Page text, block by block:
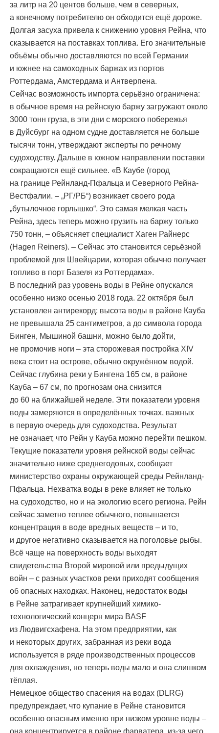
за литр на 20 центов больше, чем в северных,
а конечному потребителю он обходится ещё дороже.
Долгая засуха привела к снижению уровня Рейна, что
сказывается на поставках топлива. Его значительные
объёмы обычно доставляются по всей Германии
и южнее на самоходных баржах из портов
Роттердама, Амстердама и Антверпена.
Сейчас возможность импорта серьёзно ограничена:
в обычное время на рейнскую баржу загружают около
3000 тонн груза, в эти дни с морского побережья
в Дуйсбург на одном судне доставляется не больше
тысячи тонн, утверждают эксперты по речному
судоходству. Дальше в южном направлении поставки
сокращаются ещё сильнее. «В Каубе (город
на границе Рейнланд-Пфальца и Северного Рейна-
Вестфалии. – „РГ/РБ“) возникает своего рода
„бутылочное горлышко“. Это самая мелкая часть
Рейна, здесь теперь можно грузить на баржу только
750 тонн, – объясняет специалист Хаген Райнерс
(Hagen Reiners). – Сейчас это становится серьёзной
проблемой для Швейцарии, которая обычно получает
топливо в порт Базеля из Роттердама».
В последний раз уровень воды в Рейне опускался
особенно низко осенью 2018 года. 22 октября был
установлен антирекорд: высота воды в районе Кауба
не превышала 25 сантиметров, а до символа города
Бинген, Мышиной башни, можно было дойти,
не промочив ноги – эта сторожевая постройка XIV
века стоит на острове, обычно окружённом водой.
Сейчас глубина реки у Бингена 165 см, в районе
Кауба – 67 см, по прогнозам она снизится
до 60 на ближайшей неделе. Эти показатели уровня
воды замеряются в определённых точках, важных
в первую очередь для судоходства. Результат
не означает, что Рейн у Кауба можно перейти пешком.
Текущие показатели уровня рейнской воды сейчас
значительно ниже среднегодовых, сообщает
министерство охраны окружающей среды Рейнланд-
Пфальца. Нехватка воды в реке влияет не только
на судоходство, но и на экологию всего региона. Рейн
сейчас заметно теплее обычного, повышается
концентрация в воде вредных веществ – и то,
и другое негативно сказывается на поголовье рыбы.
Всё чаще на поверхность воды выходят
свидетельства Второй мировой или предыдущих
войн – с разных участков реки приходят сообщения
об опасных находках. Наконец, недостаток воды
в Рейне затрагивает крупнейший химико-
технологический концерн мира BASF
из Людвигсхафена. На этом предприятии, как
и некоторых других, забранная из реки вода
используется в ряде производственных процессов
для охлаждения, но теперь воды мало и она слишком
тёплая.
Немецкое общество спасения на водах (DLRG)
предупреждает, что купание в Рейне становится
особенно опасным именно при низком уровне воды –